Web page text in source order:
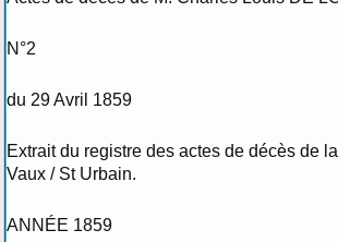
N°2
du 29 Avril 1859
Extrait du registre des actes de décès de
Vaux / St Urbain.
ANNÉE 1859